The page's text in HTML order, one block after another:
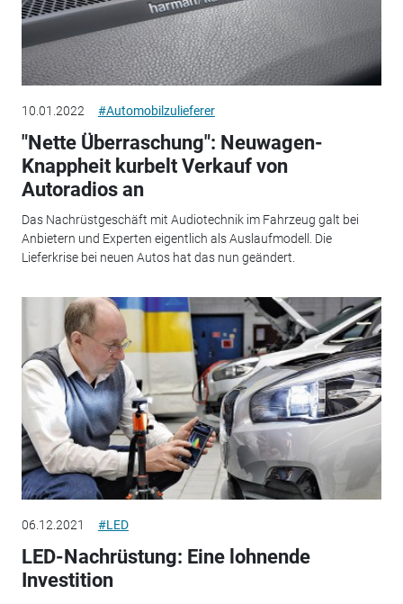
10.01.2022 #Automobilzulieferer
"Nette Überraschung": Neuwagen-
Knappheit kurbelt Verkauf von
Autoradios an
Das Nachrüstgeschäft mit Audiotechnik im Fahrzeug galt bei
Anbietern und Experten eigentlich als Auslaufmodell. Die
Lieferkrise bei neuen Autos hat das nun geändert.
06.12.2021 #LED
LED-Nachrüstung: Eine lohnende
Investition